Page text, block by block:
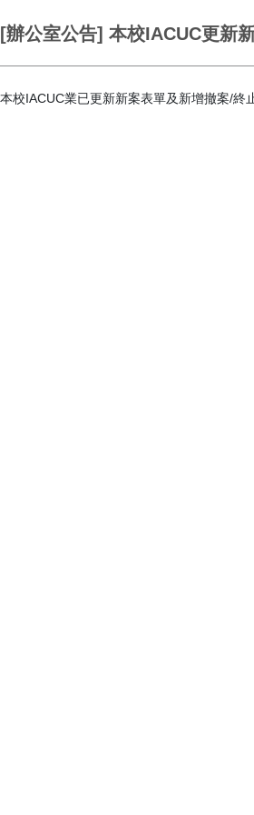
[辦公室公告] 本校IACUC更新
本校IACUC業已更新新案表單及新增撤案/